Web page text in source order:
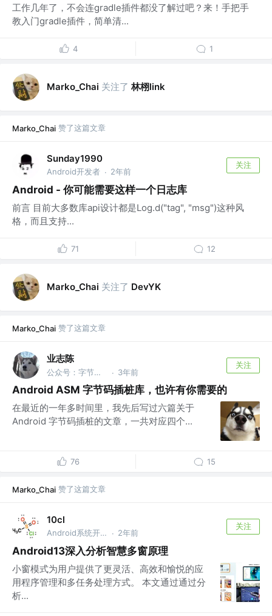
工作几年了，不会连gradle插件都没了解过吧？来！手把手
教入门gradle插件，简单清...
4 1
Marko_Chai 关注了 林栩link
Marko_Chai 赞了这篇文章
Sunday1990
Android开发者 · 2年前
关注
Android - 你可能需要这样一个日志库
前言 目前大多数库api设计都是Log.d("tag", "msg")这种风
格，而且支持...
71 12
Marko_Chai 关注了 DevYK
Marko_Chai 赞了这篇文章
业志陈
公众号：字节数组 · 3年前
关注
Android ASM 字节码插桩库，也许有你需要的
在最近的一年多时间里，我先后写过六篇关于
Android 字节码插桩的文章，一共对应四个...
76 15
Marko_Chai 赞了这篇文章
10cl
Android系统开发工程师 · 2年前
关注
Android13深入分析智慧多窗原理
小窗模式为用户提供了更灵活、高效和愉悦的应
用程序管理和多任务处理方式。 本文通过通过分
析...